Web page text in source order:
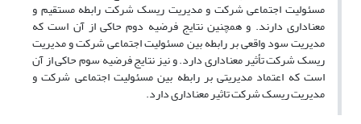
مسئولیت اجتماعی شرکت و مدیریت ریسک شرکت رابطه مستقیم و
معناداری دارند. و همچنین نتایج فرضیه دوم حاکی از آن است که
مدیریت سود واقعی بر رابطه بین مسئولیت اجتماعی شرکت و مدیریت
ریسک شرکت تأثیر معناداری دارد. و نیز نتایج فرضیه سوم حاکی از آن
است که اعتماد مدیریتی بر رابطه بین مسئولیت اجتماعی شرکت و
مدیریت ریسک شرکت تاثیر معناداری دارد.